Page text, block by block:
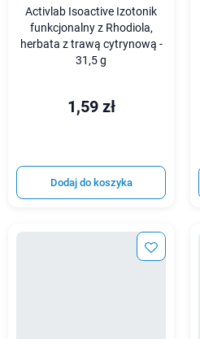
Activlab Isoactive Izotonik
funkcjonalny z Rhodiola,
herbata z trawą cytrynową -
31,5 g
1,59 zł
Dodaj do koszyka